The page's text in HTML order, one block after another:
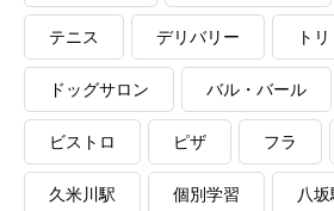
テニス デリバリー ト
ドッグサロン バル・バール
ビストロ ピザ フラ
久米川駅 個別学習 八坂